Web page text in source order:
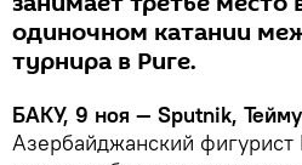
одиночном катании
турнира в Риге.
БАКУ, 9 ноя — Sputnik,
Азербайджанский